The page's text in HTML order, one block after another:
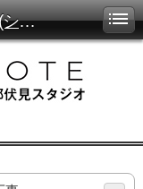
デザイン注文住宅はSIMPLENOTE(シンプルノート)京都伏見店